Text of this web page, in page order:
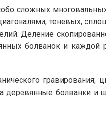
сложных
теневых,
Деление
болванок и каждой
гравирования;
деревянные болванки и